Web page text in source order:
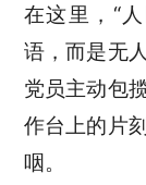
在这里，“
语，而是无
党员主动包
作台上的片
咽。